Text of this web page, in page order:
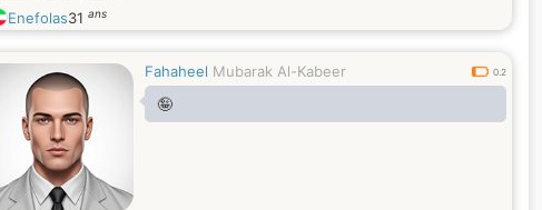
Enefolas31 ans
Fahaheel Mubarak Al-Kabeer 0.2
🤪